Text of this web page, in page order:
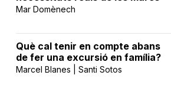
Mar Domènech
Què cal tenir en compte abans
de fer una excursió en família?
Marcel Blanes | Santi Sotos